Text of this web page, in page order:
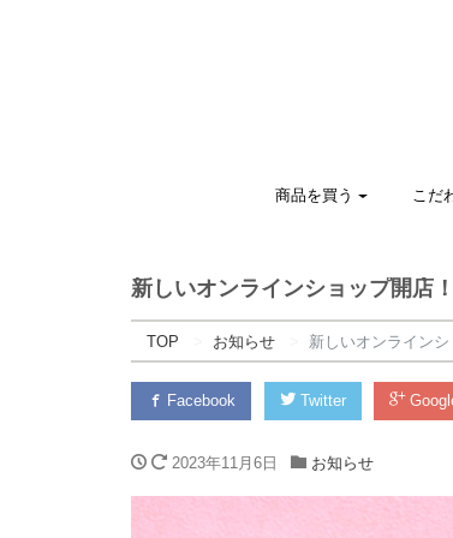
商品を買う こだ
新しいオンラインショップ開店！
TOP お知らせ 新しいオンラインシ
Facebook Twitter
2023年11月6日 お知らせ